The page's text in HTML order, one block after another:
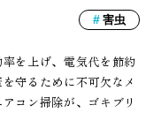
害虫
を上げ、電気代を節約
守るために不可欠なメ
コン掃除が、ゴキブリ